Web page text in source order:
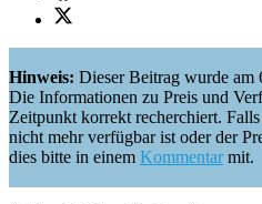
Hinweis: Dieser Beitrag wurde
Die Informationen zu Preis und
Zeitpunkt korrekt recherchiert.
nicht mehr verfügbar ist oder der
dies bitte in einem Kommentarmit.